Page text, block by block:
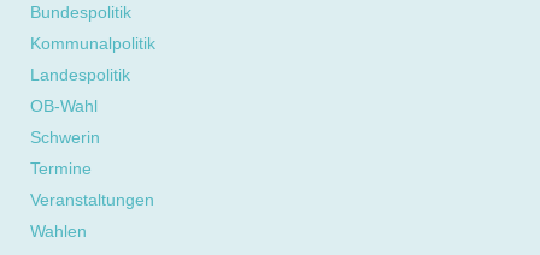
Bundespolitik
Kommunalpolitik
Landespolitik
OB-Wahl
Schwerin
Termine
Veranstaltungen
Wahlen